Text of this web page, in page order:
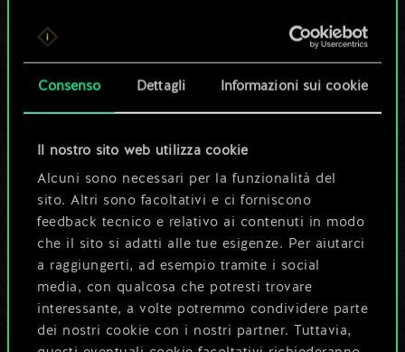
Consenso Dettagli Informazioni sui cookie
Il nostro sito web utilizza cookie
Alcuni sono necessari per la funzionalità del
sito. Altri sono facoltativi e ci forniscono
feedback tecnico e relativo ai contenuti in modo
che il sito si adatti alle tue esigenze. Per aiutarci
a raggiungerti, ad esempio tramite i social
media, con qualcosa che potresti trovare
interessante, a volte potremmo condividere parte
dei nostri cookie con i nostri partner. Tuttavia,
Per ora, è solo un
condiviso.
Ma può diventare
molto altro!
Dai un nome al mazzo e crea una
guida